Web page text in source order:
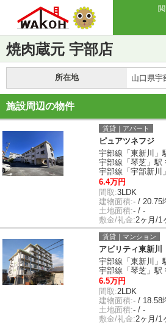
焼肉蔵元 宇部店
所在地 山口県宇
施設周辺の物件
賃貸｜アパート
ピュアツネフジ
宇部線「東新川」
宇部線「琴芝」駅
宇部線「宇部新川
6.4万円
間取:3LDK
建物面積:- / 20.75
土地面積:- / -
敷金/礼金:2ヶ月/1
賃貸｜マンション
アビリティ東新川
宇部線「東新川」
宇部線「琴芝」駅
6.5万円
間取:2LDK
建物面積:- / 18.58
土地面積:- / -
敷金/礼金:2ヶ月/1